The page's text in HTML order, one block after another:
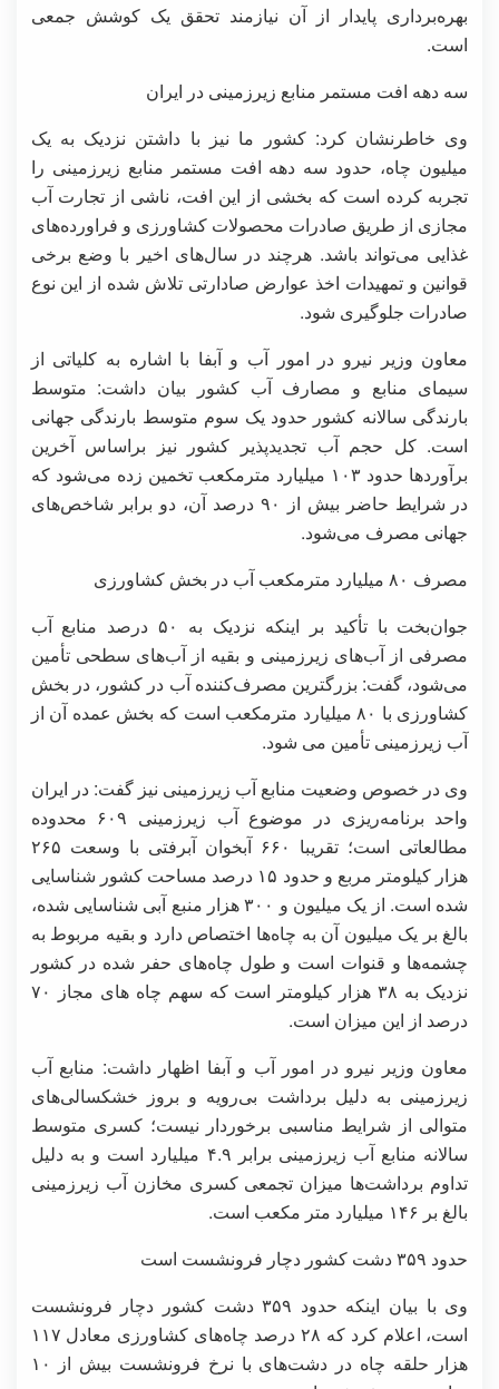
بهره‌برداری پایدار از آن نیازمند تحقق یک کوشش جمعی
است.
سه دهه افت مستمر منابع زیرزمینی در ایران
وی خاطرنشان کرد: کشور ما نیز با داشتن نزدیک به یک
میلیون چاه، حدود سه دهه افت مستمر منابع زیرزمینی را
تجربه کرده است که بخشی از این افت، ناشی از تجارت آب
مجازی از طریق صادرات محصولات کشاورزی و فراورده‌های
غذایی می‌تواند باشد. هرچند در سال‌های اخیر با وضع برخی
قوانین و تمهیدات اخذ عوارض صادارتی تلاش شده از این نوع
صادرات جلوگیری شود.
معاون وزیر نیرو در امور آب و آبفا با اشاره به کلیاتی از
سیمای منابع و مصارف آب کشور بیان داشت: متوسط
بارندگی سالانه کشور حدود یک سوم متوسط بارندگی جهانی
است. کل حجم آب تجدیدپذیر کشور نیز براساس آخرین
برآوردها حدود ۱۰۳ میلیارد مترمکعب تخمین زده می‌شود که
در شرایط حاضر بیش از ۹۰ درصد آن، دو برابر شاخص‌های
جهانی مصرف می‌شود.
مصرف ۸۰ میلیارد مترمکعب آب در بخش کشاورزی
جوان‌بخت با تأکید بر اینکه نزدیک به ۵۰ درصد منابع آب
مصرفی از آب‌های زیرزمینی و بقیه از آب‌های سطحی تأمین
می‌شود، گفت: بزرگترین مصرف‌کننده آب در کشور، در بخش
کشاورزی با ۸۰ میلیارد مترمکعب است که بخش عمده آن از
آب زیرزمینی تأمین می شود.
وی در خصوص وضعیت منابع آب زیرزمینی نیز گفت: در ایران
واحد برنامه‌ریزی در موضوع آب زیرزمینی ۶۰۹ محدوده
مطالعاتی است؛ تقریبا ۶۶۰ آبخوان آبرفتی با وسعت ۲۶۵
هزار کیلومتر مربع و حدود ۱۵ درصد مساحت کشور شناسایی
شده است. از یک میلیون و ۳۰۰ هزار منبع آبی شناسایی شده،
بالغ بر یک میلیون آن به چاه‌ها اختصاص دارد و بقیه مربوط به
چشمه‌ها و قنوات است و طول چاه‌های حفر شده در کشور
نزدیک به ۳۸ هزار کیلومتر است که سهم چاه های مجاز ۷۰
درصد از این میزان است.
معاون وزیر نیرو در امور آب و آبفا اظهار داشت: منابع آب
زیرزمینی به دلیل برداشت بی‌رویه و بروز خشکسالی‌های
متوالی از شرایط مناسبی برخوردار نیست؛ کسری متوسط
سالانه منابع آب زیرزمینی برابر ۴.۹ میلیارد است و به دلیل
تداوم برداشت‌ها میزان تجمعی کسری مخازن آب زیرزمینی
بالغ بر ۱۴۶ میلیارد متر مکعب است.
حدود ۳۵۹ دشت کشور دچار فرونشست است
وی با بیان اینکه حدود ۳۵۹ دشت کشور دچار فرونشست
است، اعلام کرد که ۲۸ درصد چاه‌های کشاورزی معادل ۱۱۷
هزار حلقه چاه در دشت‌های با نرخ فرونشست بیش از ۱۰